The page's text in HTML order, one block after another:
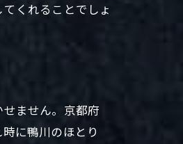
くれることでしょ
ません。京都府
に鴨川のほとり